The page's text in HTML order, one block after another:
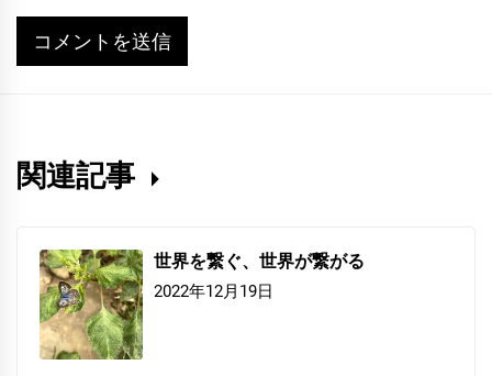
関連記事
世界を繋ぐ、世界が繋がる
2022年12月19日